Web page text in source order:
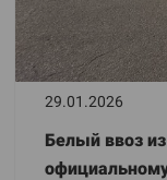
29.01.2026
Белый ввоз